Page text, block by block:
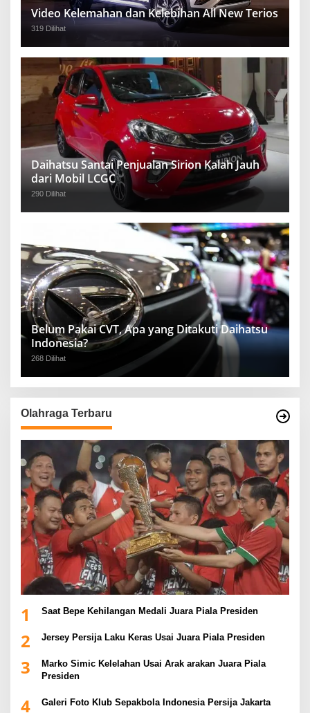
Video Kelemahan dan Kelebihan All New Terios
319 Dilihat
Daihatsu Santai Penjualan Sirion Kalah Jauh
dari Mobil LCGC
290 Dilihat
Belum Pakai CVT, Apa yang Ditakuti Daihatsu
Indonesia?
268 Dilihat
Olahraga Terbaru
1 Saat Bepe Kehilangan Medali Juara Piala Presiden
2 Jersey Persija Laku Keras Usai Juara Piala Presiden
3
Marko Simic Kelelahan Usai Arak arakan Juara Piala
Presiden
4 Galeri Foto Klub Sepakbola Indonesia Persija Jakarta